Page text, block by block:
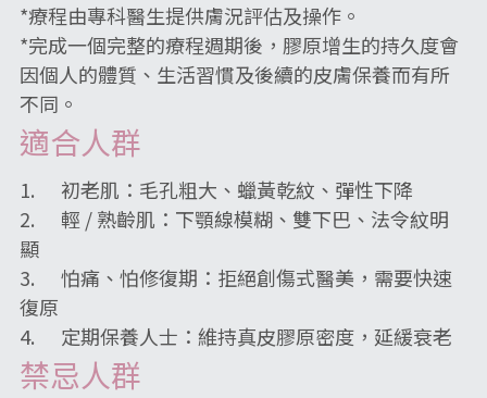
*療程由專科醫生提供膚況評估及操作。
*完成一個完整的療程週期後，膠原增生的持久度會
因個人的體質、生活習慣及後續的皮膚保養而有所
不同。
適合人群
1.      初老肌：毛孔粗大、蠟黃乾紋、彈性下降
2.      輕 / 熟齡肌：下顎線模糊、雙下巴、法令紋明
顯
3.      怕痛、怕修復期：拒絕創傷式醫美，需要快速
復原
4.      定期保養人士：維持真皮膠原密度，延緩衰老
禁忌人群